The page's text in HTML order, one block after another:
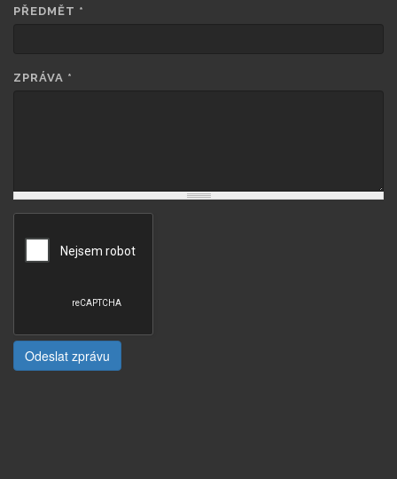
PŘEDMĚT *
ZPRÁVA *
Odeslat zprávu